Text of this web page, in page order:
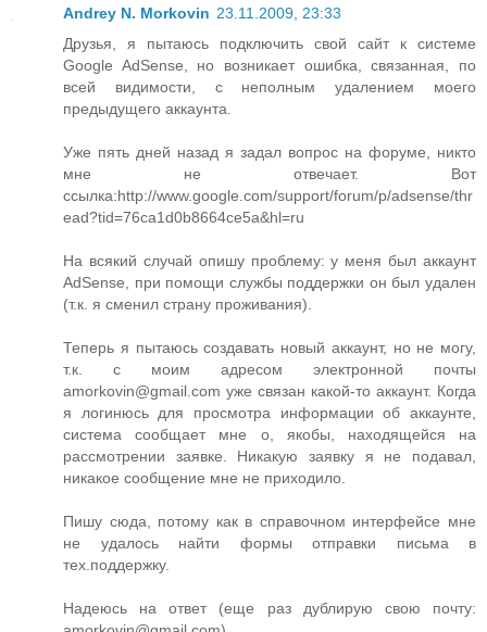
Andrey N. Morkovin 23.11.2009, 23:33
Друзья, я пытаюсь подключить свой сайт к системе
Google AdSense, но возникает ошибка, связанная, по
всей видимости, с неполным удалением моего
предыдущего аккаунта.
Уже пять дней назад я задал вопрос на форуме, никто
мне не отвечает. Вот
ссылка:http://www.google.com/support/forum/p/adsense/thr
ead?tid=76ca1d0b8664ce5a&hl=ru
На всякий случай опишу проблему: у меня был аккаунт
AdSense, при помощи службы поддержки он был удален
(т.к. я сменил страну проживания).
Теперь я пытаюсь создавать новый аккаунт, но не могу,
т.к. с моим адресом электронной почты
amorkovin@gmail.com уже связан какой-то аккаунт. Когда
я логинюсь для просмотра информации об аккаунте,
система сообщает мне о, якобы, находящейся на
рассмотрении заявке. Никакую заявку я не подавал,
никакое сообщение мне не приходило.
Пишу сюда, потому как в справочном интерфейсе мне
не удалось найти формы отправки письма в
тех.поддержку.
Надеюсь на ответ (еще раз дублирую свою почту: